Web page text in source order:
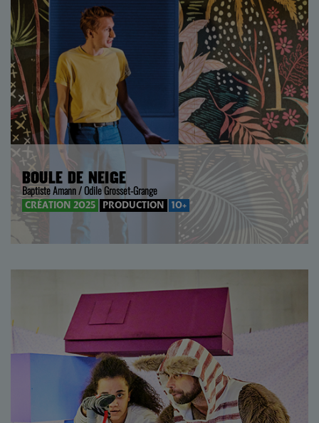
BOULE DE NEIGE
Baptiste Amann / Odile Grosset-Grange
CRÉATION 2025 PRODUCTION 10+